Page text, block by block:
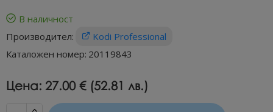
В наличност
Производител:
Kodi Professional
Каталожен номер: 20119843
Цена: 27.00 € (52.81 лв.)